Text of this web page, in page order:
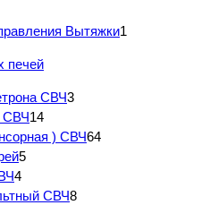
Вытяжки1
печей
СВЧ3
СВЧ14
) СВЧ64
5
4
СВЧ8